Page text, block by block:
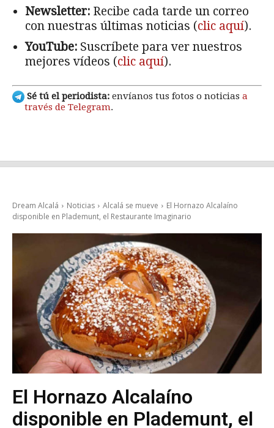
Newsletter: Recibe cada tarde un correo
con nuestras últimas noticias (clic aquí).
YouTube: Suscríbete para ver nuestros
mejores vídeos (clic aquí).
Sé tú el periodista: envíanos tus fotos o noticias a
través de Telegram.